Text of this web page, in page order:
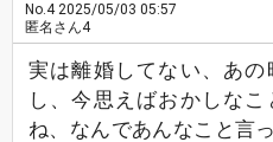
No.42025/05/03 05:57
匿名さん4
実は離婚してない、あ
し、今思えばおかしな
ね、なんであんなこと言